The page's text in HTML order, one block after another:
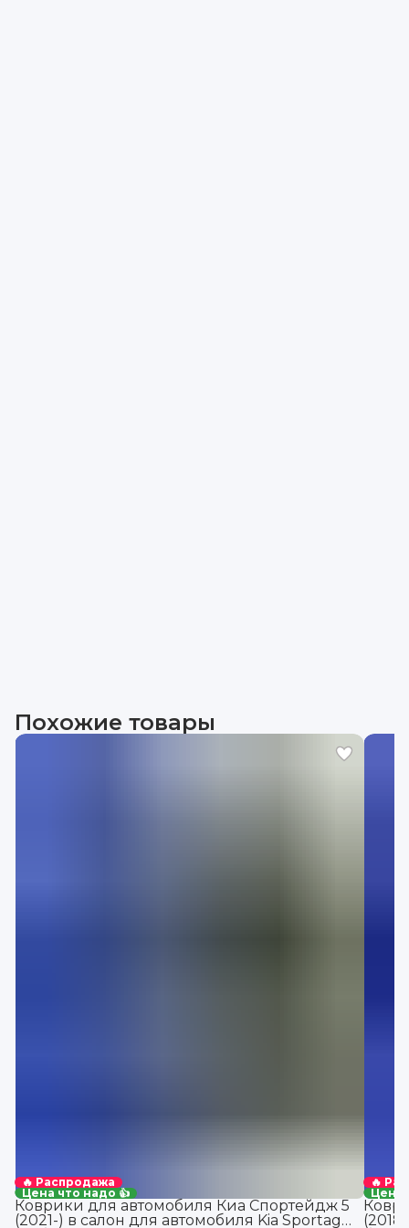
Похожие товары
🔥 Распродажа
Цена что надо 👍
Коврики для автомобиля Киа Спортейдж 5
(2021-) в салон для автомобиля Kia Sportage
🔥
Цена